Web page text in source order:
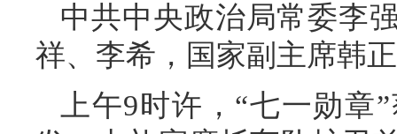
中共中央政治局常委李
祥、李希，国家副主席韩
上午9时许，“七一勋